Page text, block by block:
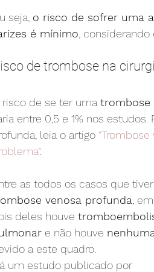
seja, o risco de sofrer uma
é mínimo ,
de trombose na
risco de se ter uma trombose
entre 0,5 e 1% nos
leia o artigo
.
as todos os casos que
venosa profunda ,
deles houve
e não houve
a este quadro.
um estudo publicado por